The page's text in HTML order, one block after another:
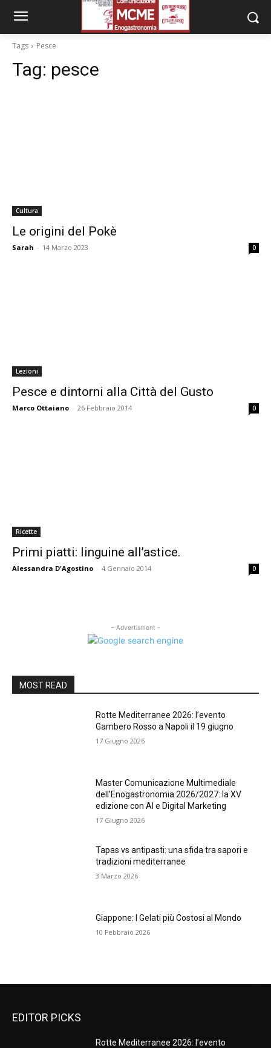
Tags Pesce
Tag: pesce
Cultura
Le origini del Pokè
Sarah - 14 Marzo 2023 0
Lezioni
Pesce e dintorni alla Città del Gusto
Marco Ottaiano - 26 Febbraio 2014 0
Ricette
Primi piatti: linguine all’astice.
Alessandra D'Agostino - 4 Gennaio 2014 0
- Advertisment -
MOST READ
Rotte Mediterranee 2026: l’evento
Gambero Rosso a Napoli il 19 giugno
17 Giugno 2026
Master Comunicazione Multimediale
dell’Enogastronomia 2026/2027: la XV
edizione con AI e Digital Marketing
17 Giugno 2026
Tapas vs antipasti: una sfida tra sapori e
tradizioni mediterranee
3 Marzo 2026
Giappone: I Gelati più Costosi al Mondo
10 Febbraio 2026
EDITOR PICKS
Rotte Mediterranee 2026: l’evento